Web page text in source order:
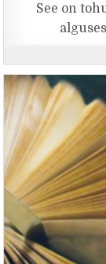
See on